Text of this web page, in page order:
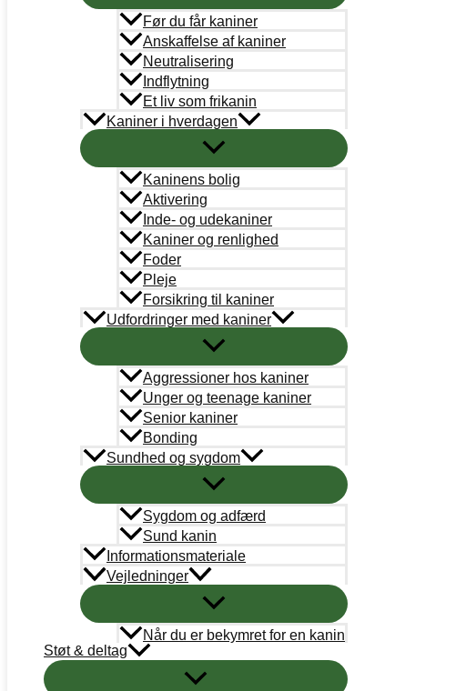
Før du får kaniner
Anskaffelse af kaniner
Neutralisering
Indflytning
Et liv som frikanin
Kaniner i hverdagen
Kaninens bolig
Aktivering
Inde- og udekaniner
Kaniner og renlighed
Foder
Pleje
Forsikring til kaniner
Udfordringer med kaniner
Aggressioner hos kaniner
Unger og teenage kaniner
Senior kaniner
Bonding
Sundhed og sygdom
Sygdom og adfærd
Sund kanin
Informationsmateriale
Vejledninger
Når du er bekymret for en kanin
Støt & deltag
info@kaninvaernet.dk
AkutTeam
akutteam@kaninvaernet.dk
NYTTIGE LINKS
Vores arbejde
Bestyrelse
Læringsportal
Kaninregister
Bliv medlem
Handelsbetingelser
Abonnementsbetingelser
PetDK
Cookiepolitik
STØT